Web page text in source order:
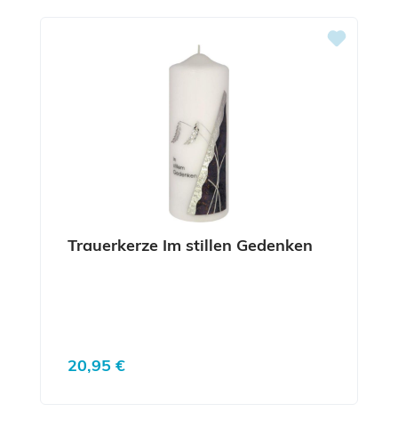
Trauerkerze Im stillen Gedenken
Regulärer Preis:
20,95 €